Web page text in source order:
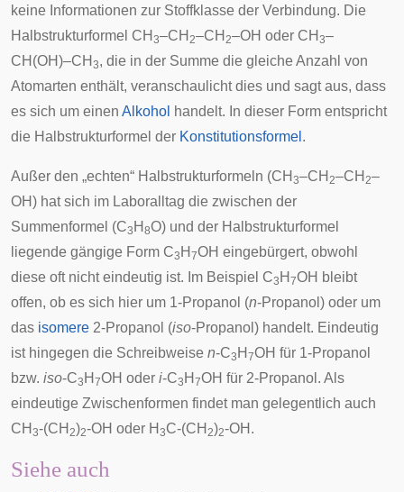
keine Informationen zur Stoffklasse der Verbindung. Die
Halbstrukturformel CH 3–CH 2–CH 2–OH oder CH 3–
CH(OH)–CH 3, die in der Summe die gleiche Anzahl von
Atomarten enthält, veranschaulicht dies und sagt aus, dass
es sich um einen Alkohol handelt. In dieser Form entspricht
die Halbstrukturformel der Konstitutionsformel .
Außer den „echten“ Halbstrukturformeln (CH 3–CH 2–CH 2–
OH) hat sich im Laboralltag die zwischen der
Summenformel (C3 H 8O) und der Halbstrukturformel
liegende gängige Form C3 H 7OH eingebürgert, obwohl
diese oft nicht eindeutig ist. Im Beispiel C3 H 7OH bleibt
offen, ob es sich hier um 1-Propanol (n-Propanol) oder um
das isomere 2-Propanol (iso-Propanol) handelt. Eindeutig
ist hingegen die Schreibweise n-C3 H 7OH für 1-Propanol
bzw. iso-C3 H 7OH oder i-C3 H 7OH für 2-Propanol. Als
eindeutige Zwischenformen findet man gelegentlich auch
CH 3-(CH 2)2-OH oder H 3C-(CH 2)2-OH.
Siehe auch